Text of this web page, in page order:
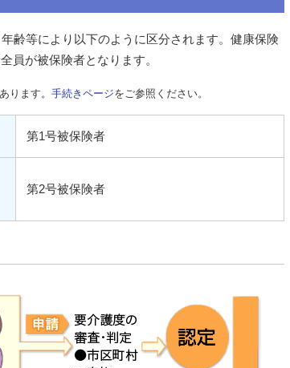
齢等により以下のように区分されます。健康保険
員が被保険者となります。
ります。 手続きページをご参照ください。
第1号被保険者
第2号被保険者